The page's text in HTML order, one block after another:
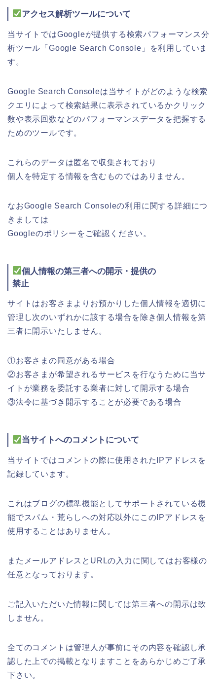
アクセス解析ツールについて
当サイトではGoogleが提供する検索パフォーマンス分
析ツール「Google Search Console」を利用していま
す。
Google Search Consoleは当サイトがどのような検索
クエリによって検索結果に表示されているかクリック
数や表示回数などのパフォーマンスデータを把握する
ためのツールです。
これらのデータは匿名で収集されており
個人を特定する情報を含むものではありません。
なおGoogle Search Consoleの利用に関する詳細につ
きましては
Googleのポリシーをご確認ください。
個人情報の第三者への開示・提供の
禁止
サイトはお客さまよりお預かりした個人情報を適切に
管理し次のいずれかに該する場合を除き個人情報を第
三者に開示いたしません。
①お客さまの同意がある場合
②お客さまが希望されるサービスを行なうために当サ
イトが業務を委託する業者に対して開示する場合
③法令に基づき開示することが必要である場合
当サイトへのコメントについて
当サイトではコメントの際に使用されたIPアドレスを
記録しています。
これはブログの標準機能としてサポートされている機
能でスパム・荒らしへの対応以外にこのIPアドレスを
使用することはありません。
またメールアドレスとURLの入力に関してはお客様の
任意となっております。
ご記入いただいた情報に関しては第三者への開示は致
しません。
全てのコメントは管理人が事前にその内容を確認し承
認した上での掲載となりますことをあらかじめご了承
下さい。